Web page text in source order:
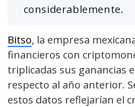
considerablemente.
Bitso, la empresa
financieros con
triplicadas sus ganancias
respecto al año anterior.
estos datos reflejarían el